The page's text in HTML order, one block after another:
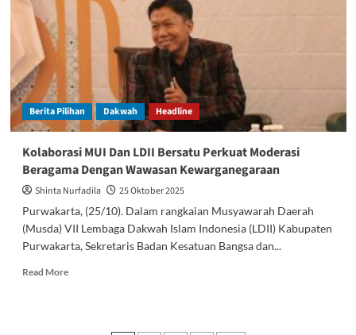
Terpilih
Menjadi
Ketua
DPD
LDII
Kabupaten
Purwakarta
Berita Pilihan Dakwah Headline
Kolaborasi MUI Dan LDII Bersatu Perkuat Moderasi
Beragama Dengan Wawasan Kewarganegaraan
Shinta Nurfadila
25 Oktober 2025
Purwakarta, (25/10). Dalam rangkaian Musyawarah Daerah
(Musda) VII Lembaga Dakwah Islam Indonesia (LDII) Kabupaten
Purwakarta, Sekretaris Badan Kesatuan Bangsa dan...
Read MoreRead